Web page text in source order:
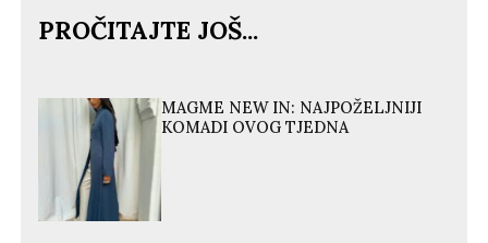
PROČITAJTE JOŠ...
MAGME NEW IN: NAJPOŽELJNIJI
KOMADI OVOG TJEDNA